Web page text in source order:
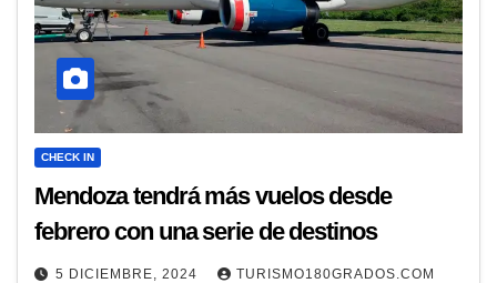
CHECK IN
Mendoza tendrá más vuelos desde
febrero con una serie de destinos
5 DICIEMBRE, 2024 TURISMO180GRADOS.COM